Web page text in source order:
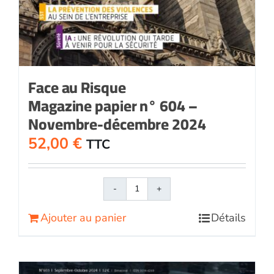
Face au Risque
Magazine papier n° 604 –
Novembre-décembre 2024
52,00 € TTC
quantité
papier
Ajouter au panier Détails